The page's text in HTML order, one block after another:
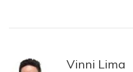
Vinni Lima